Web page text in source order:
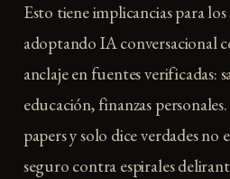
Esto tiene implicancias para
adoptando IA conversacional
anclaje en fuentes verificadas:
educación, finanzas
papers y solo dice verdades
seguro contra espirales